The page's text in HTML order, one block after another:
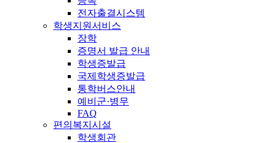
전자출결시스템
학생지원서비스
장학
증명서 발급 안내
학생증발급
국제학생증발급
통학버스안내
예비군·병무
FAQ
편의복지시설
학생회관